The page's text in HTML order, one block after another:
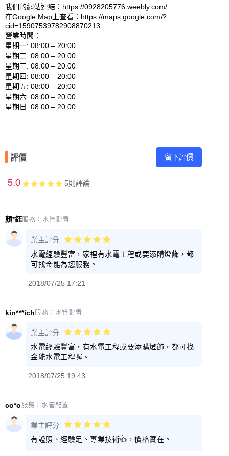
我們的網站連結：https://0928205776.weebly.com/
在Google Map上查看：https://maps.google.com/?
cid=15907539782908870213
營業時間：
星期一: 08:00 – 20:00
星期二: 08:00 – 20:00
星期三: 08:00 – 20:00
星期四: 08:00 – 20:00
星期五: 08:00 – 20:00
星期六: 08:00 – 20:00
評價 留下評價
5.0 5則評論
顏*鈺服務： 水管配置
業主評分
水電經驗豐富，家裡有水電工程或要添購燈飾，都
可找金能為您服務。
2018/07/25 17:21
kin***ich服務： 水管配置
業主評分
水電經驗豐富，有水電工程或要添購燈飾，都可找
金能水電工程喔。
2018/07/25 19:43
co*o服務： 水管配置
業主評分
有證照、經驗足、專業技術👍，價格實在。